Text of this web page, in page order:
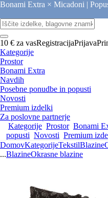
Bonami Extra × Micadoni |
10 € za vasRegistracijaPrijava
Kategorije
Prostor
Bonami Extra
Navdih
Posebne ponudbe in popusti
Novosti
Premium izdelki
Za poslovne partnerje
Kategorije Prostor Bonami
popusti Novosti Premium
DomovKategorijeTekstilBlazine
...BlazineOkrasne blazine